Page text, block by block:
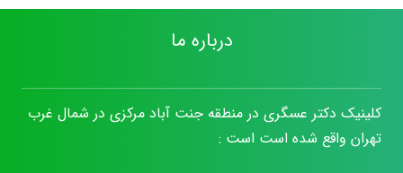
درباره ما
کلینیک دکتر عسگری در منطقه جنت آباد مرکزی در شمال غرب
تهران واقع شده است است :